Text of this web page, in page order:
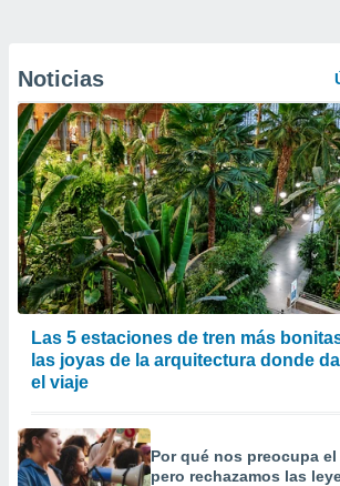
Noticias
Las 5 estaciones de tren más
las joyas de la arquitectura donde
el viaje
Por qué nos preocupa
pero rechazamos las